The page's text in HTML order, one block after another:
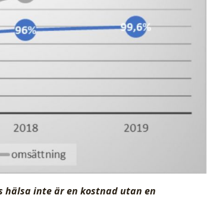
inte är en kostnad utan en